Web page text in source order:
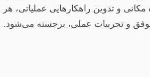
و تدوین راهکارهایی عملیاتی،
و تجربیات عملی، برجسته می‌شود.